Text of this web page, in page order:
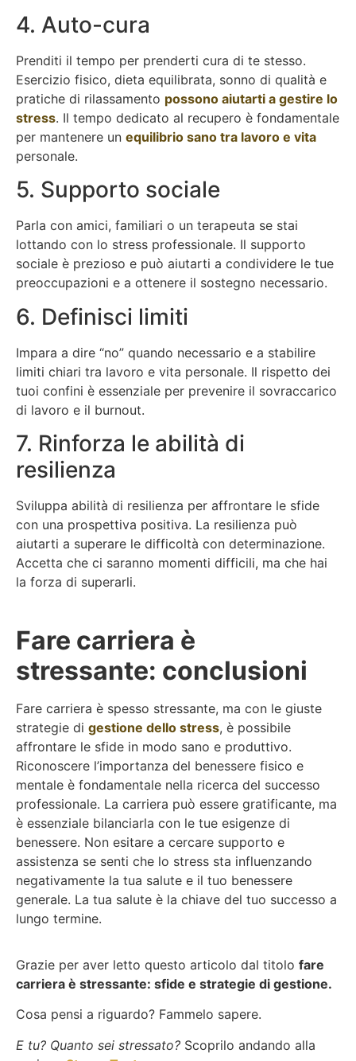
4. Auto-cura
Prenditi il tempo per prenderti cura di te stesso.
Esercizio fisico, dieta equilibrata, sonno di qualità e
pratiche di rilassamento possono aiutarti a gestire lo
stress. Il tempo dedicato al recupero è fondamentale
per mantenere un equilibrio sano tra lavoro e vita
personale.
5. Supporto sociale
Parla con amici, familiari o un terapeuta se stai
lottando con lo stress professionale. Il supporto
sociale è prezioso e può aiutarti a condividere le tue
preoccupazioni e a ottenere il sostegno necessario.
6. Definisci limiti
Impara a dire “no” quando necessario e a stabilire
limiti chiari tra lavoro e vita personale. Il rispetto dei
tuoi confini è essenziale per prevenire il sovraccarico
di lavoro e il burnout.
7. Rinforza le abilità di
resilienza
Sviluppa abilità di resilienza per affrontare le sfide
con una prospettiva positiva. La resilienza può
aiutarti a superare le difficoltà con determinazione.
Accetta che ci saranno momenti difficili, ma che hai
la forza di superarli.
Fare carriera è
stressante: conclusioni
Fare carriera è spesso stressante, ma con le giuste
strategie di gestione dello stress, è possibile
affrontare le sfide in modo sano e produttivo.
Riconoscere l’importanza del benessere fisico e
mentale è fondamentale nella ricerca del successo
professionale. La carriera può essere gratificante, ma
è essenziale bilanciarla con le tue esigenze di
benessere. Non esitare a cercare supporto e
assistenza se senti che lo stress sta influenzando
negativamente la tua salute e il tuo benessere
generale. La tua salute è la chiave del tuo successo a
lungo termine.
Grazie per aver letto questo articolo dal titolo fare
carriera è stressante: sfide e strategie di gestione.
Cosa pensi a riguardo? Fammelo sapere.
E tu? Quanto sei stressato? Scoprilo andando alla